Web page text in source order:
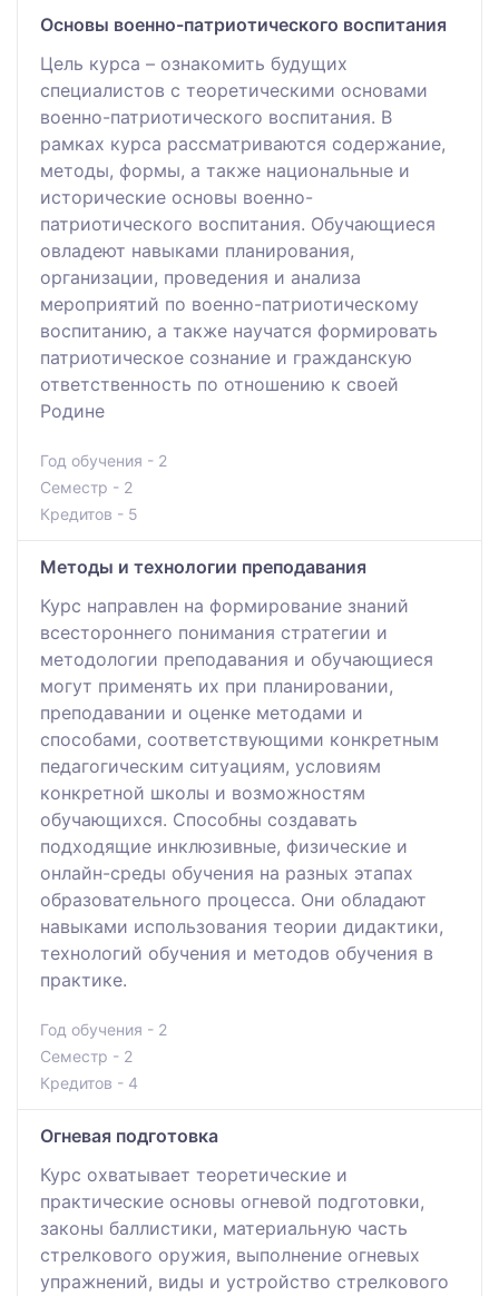
Основы военно-патриотического воспитания
Цель курса – ознакомить будущих
специалистов с теоретическими основами
военно-патриотического воспитания. В
рамках курса рассматриваются содержание,
методы, формы, а также национальные и
исторические основы военно-
патриотического воспитания. Обучающиеся
овладеют навыками планирования,
организации, проведения и анализа
мероприятий по военно-патриотическому
воспитанию, а также научатся формировать
патриотическое сознание и гражданскую
ответственность по отношению к своей
Родине
Год обучения - 2
Семестр - 2
Кредитов - 5
Методы и технологии преподавания
Курс направлен на формирование знаний
всестороннего понимания стратегии и
методологии преподавания и обучающиеся
могут применять их при планировании,
преподавании и оценке методами и
способами, соответствующими конкретным
педагогическим ситуациям, условиям
конкретной школы и возможностям
обучающихся. Способны создавать
подходящие инклюзивные, физические и
онлайн-среды обучения на разных этапах
образовательного процесса. Они обладают
навыками использования теории дидактики,
технологий обучения и методов обучения в
практике.
Год обучения - 2
Семестр - 2
Кредитов - 4
Огневая подготовка
Курс охватывает теоретические и
практические основы огневой подготовки,
законы баллистики, материальную часть
стрелкового оружия, выполнение огневых
упражнений, виды и устройство стрелкового